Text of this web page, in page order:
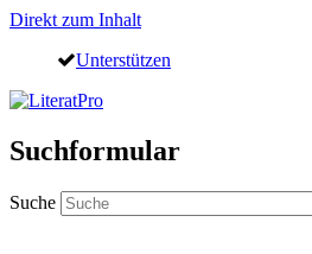
Direkt zum Inhalt
Unterstützen
Suchformular
Suche